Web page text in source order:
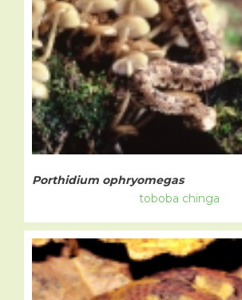
Porthidium ophryomegas
toboba chinga